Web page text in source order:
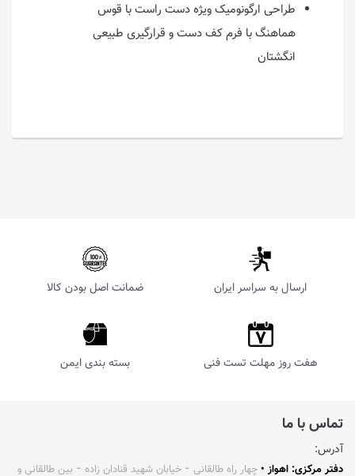
طراحی ارگونومیک ویژه دست راست با قوس
هماهنگ با فرم کف دست و قرارگیری طبیعی
انگشتان
ارسال به سراسر ایران ضمانت اصل بودن کالا
هفت روز مهلت تست فنی بسته بندی ایمن
تماس با ما
آدرس:
دفتر مرکزی: اهواز • چهار راه طالقانی ⁃ خیابان شهید قنادان زاده ⁃ بین طالقانی و